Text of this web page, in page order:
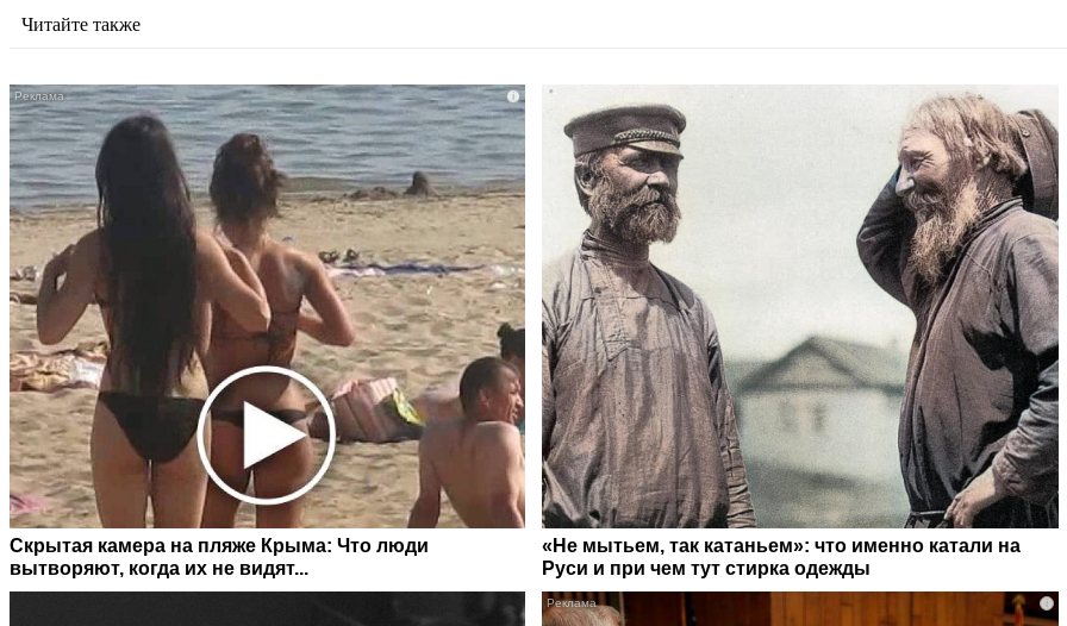
Читайте также
i
Скрытая камера на пляже Крыма: Что люди
вытворяют, когда их не видят...
«Не мытьем, так катаньем»: что именно катали на
Руси и при чем тут стирка одежды
i